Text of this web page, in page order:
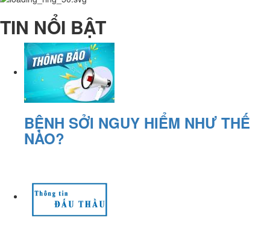
TIN NỔI BẬT
BỆNH SỞI NGUY HIỂM NHƯ THẾ
NÀO?